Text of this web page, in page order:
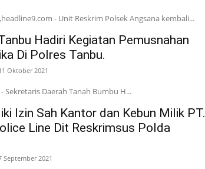
- Unit Reskrim Polsek Angsana kembali...
Hadiri Kegiatan Pemusnahan
Di Polres Tanbu.
Oktober 2021
- Sekretaris Daerah Tanah Bumbu H...
Izin Sah Kantor dan Kebun Milik PT.
Line Dit Reskrimsus Polda
September 2021